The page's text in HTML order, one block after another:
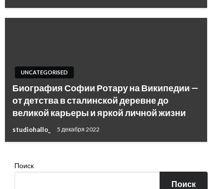
UNCATEGORISED
Биография Софии Ротару на Википедии —
от детства в сталинской деревне до
великой карьеры и яркой личной жизни
studiohallo_ 5 декабря 2022
Поиск
Поиск